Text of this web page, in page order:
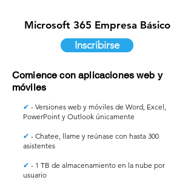
Microsoft 365 Empresa Básico
Inscribirse
Comience con aplicaciones web y
móviles
✔ - Versiones web y móviles de Word, Excel,
PowerPoint y Outlook únicamente
✔ - Chatee, llame y reúnase con hasta 300
asistentes
✔ - 1 TB de almacenamiento en la nube por
usuario